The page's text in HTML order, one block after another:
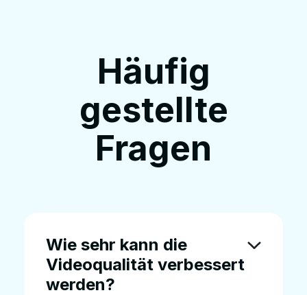
Häufig
gestellte
Fragen
Wie sehr kann die
Videoqualität verbessert
werden?